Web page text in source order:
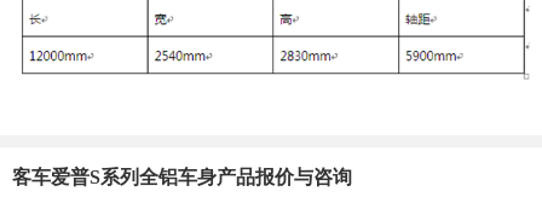
客车爱普S系列全铝车身产品报价与咨询